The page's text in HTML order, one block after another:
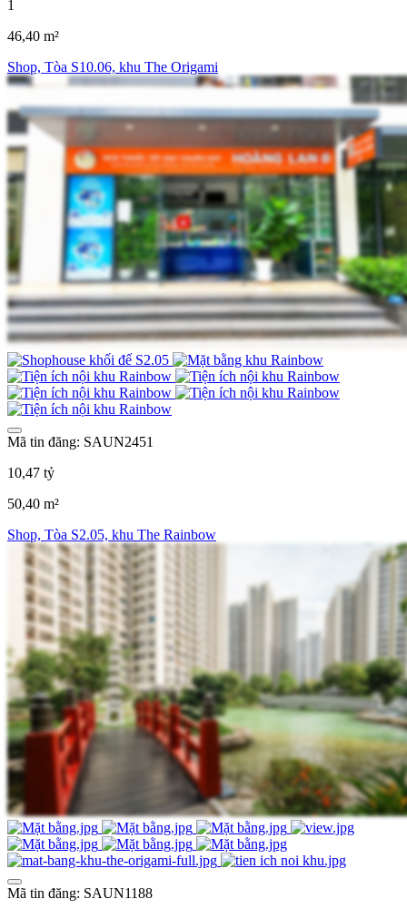
1
46,40 m²
Shop, Tòa S10.06, khu The Origami
Mã tin đăng: SAUN2451
10,47 tỷ
50,40 m²
Shop, Tòa S2.05, khu The Rainbow
Mã tin đăng: SAUN1188